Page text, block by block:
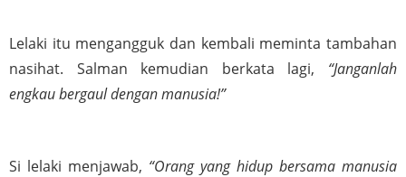
Lelaki itu mengangguk dan kembali meminta tambahan
nasihat. Salman kemudian berkata lagi, “Janganlah
engkau bergaul dengan manusia!”
Si lelaki menjawab, “Orang yang hidup bersama manusia